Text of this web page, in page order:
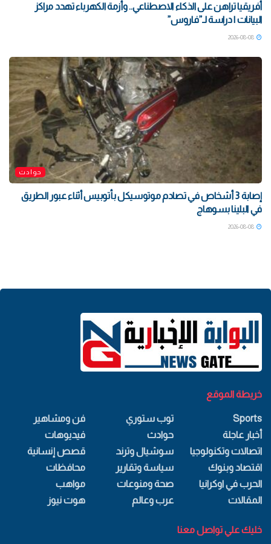
أفريقيا تراهن على الذكاء الاصطناعي.. وأزمة الكهرباء تهدد مراكز
البيانات | دراسة لـ”فاروس”
حوادث
إصابة 3 أشخاص في تصادم موتوسيكل بأتوبيس أثناء عبور الطريق
في البلينا بسوهاج
خريطة الموقع
Sports
أخبار عاجلة
اتصالات وتكنولوجيا
اقتصاد وبنوك
الحرب في اوكرانيا
المقالات
توب ستوري
حوادث
سوشيال وترند
سياسة وتقارير
صحة ومنوعات
عرب وعالم
فن ومشاهير
فيديوهات
قصص إنسانية
محافظات
مواهب
هوت نيوز
خليك علي تواصل معنا